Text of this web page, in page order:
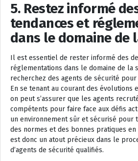
5. Restez informé
tendances et
dans le domaine de
Il est essentiel de rester informé des
réglementations dans le domaine de la
recherchez des agents de sécurité
En se tenant au courant des évolutions
on peut s’assurer que les agents
compétents pour faire face aux défis
un environnement sûr et sécurisé pour
des normes et des bonnes pratiques
est donc un atout précieux dans le
d’agents de sécurité qualifiés.